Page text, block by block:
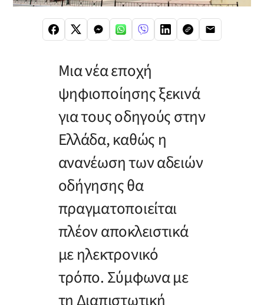
Μια νέα εποχή
ψηφιοποίησης ξεκινά
για τους οδηγούς στην
Ελλάδα, καθώς η
ανανέωση των αδειών
οδήγησης θα
πραγματοποιείται
πλέον αποκλειστικά
με ηλεκτρονικό
τρόπο. Σύμφωνα με